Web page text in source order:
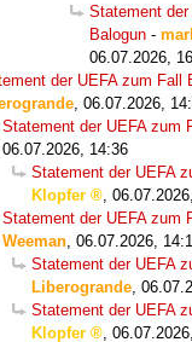
Statement der
Balogun -
06.07.2026,
der UEFA zum Fall
06.07.2026,
Statement der UEFA zum
06.07.2026, 14:36
Statement der UEFA
Klopfer
Statement der UEFA zum
Weeman 06.07.2026,
Statement der UEFA
Liberogrande
Statement der UEFA
Klopfer